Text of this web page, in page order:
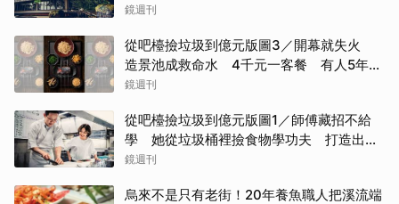
瀕臨破產
鏡週刊
從吧檯撿垃圾到億元版圖3／開幕就失火
造景池成救命水 4千元一客餐 有人5年吃
了50次
鏡週刊
從吧檯撿垃圾到億元版圖1／師傅藏招不給
學 她從垃圾桶裡撿食物學功夫 打造出最
難訂的餐廳
鏡週刊
烏來不是只有老街！20年養魚職人把溪流端